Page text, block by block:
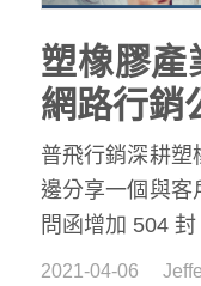
塑橡膠產
網路行銷
普飛行銷深耕塑
邊分享一個與客
問函增加 504
實質的成效斐然
2021-04-06